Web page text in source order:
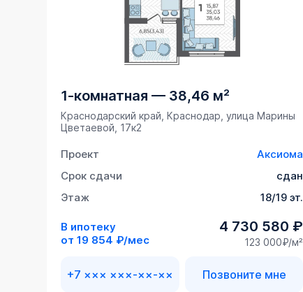
1-комнатная — 38,46 м²
Краснодарский край, Краснодар, улица Марины
Цветаевой, 17к2
Проект
Аксиома
Срок сдачи
сдан
Этаж
18/19 эт.
В ипотеку
от19 854 ₽/мес
4 730 580 ₽
123 000₽/м²
+7 ××× ×××-××-×× Позвоните мне